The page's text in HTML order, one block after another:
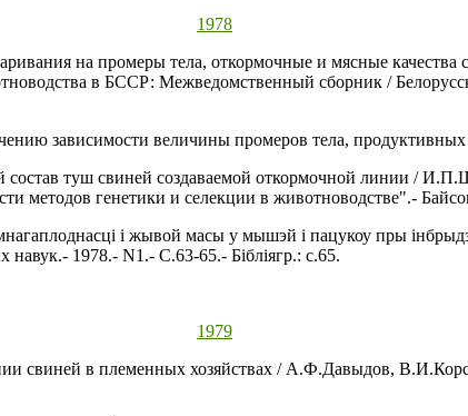
1978
на промеры тела, откормочные и мясные
в БССР: Межведомственный сборник /
зависимости величины промеров тела,
туш свиней создаваемой откормочной линии /
методов генетики и селекции в животноводстве".-
i жывой масы у мышэй i пацукоу пры
1978.- N1.- С.63-65.- Бiблiягр.: с.65.
1979
свиней в племенных хозяйствах / А.Ф.Давыдов,